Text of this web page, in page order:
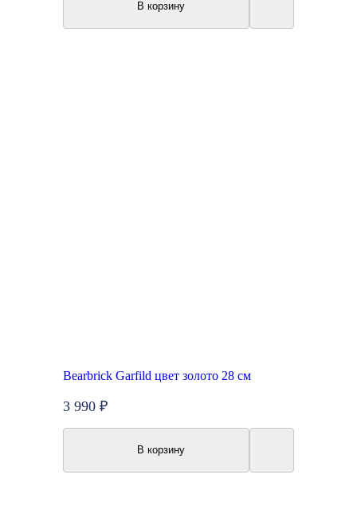
В корзину
Bearbrick Garfild цвет золото 28 см
3 990 ₽
В корзину